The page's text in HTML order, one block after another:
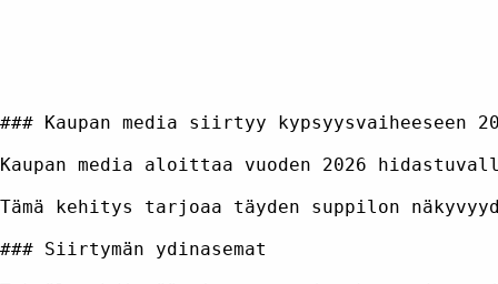
### Kaupan media siirtyy kypsyysvaiheeseen
Kaupan media aloittaa vuoden 2026
Tämä kehitys tarjoaa täyden suppilon
### Siirtymän ydinasemat